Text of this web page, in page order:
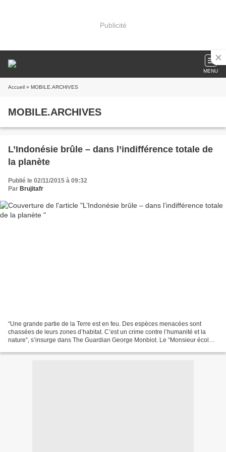
Publicité
MENU
Accueil » MOBILE.ARCHIVES
MOBILE.ARCHIVES
L’Indonésie brûle – dans l’indifférence totale de
la planète
Publié le 02/11/2015 à 09:32
Par Brujitafr
“Une grande partie de la Terre est en feu. Des espèces menacées sont
chassées de leurs zones d’habitat. C’est un crime contre l’humanité et la
nature”, s’insurge dans The Guardian George Monbiot. Le “Monsieur écolo”